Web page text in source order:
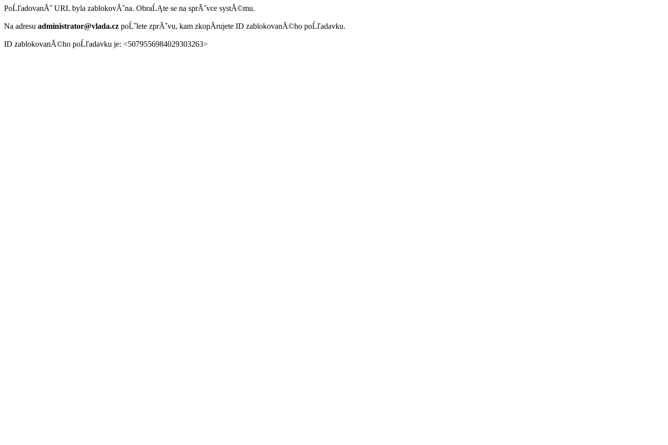
PoĹľadovanĂˇ URL byla zablokovĂˇna. ObraĹĄte se na sprĂˇvce systĂ©mu.
Na adresu administrator@vlada.cz poĹˇlete zprĂˇvu, kam zkopĂ­rujete ID zablokovanĂ©ho poĹľadavku.
ID zablokovanĂ©ho poĹľadavku je: <5079556984029303263>